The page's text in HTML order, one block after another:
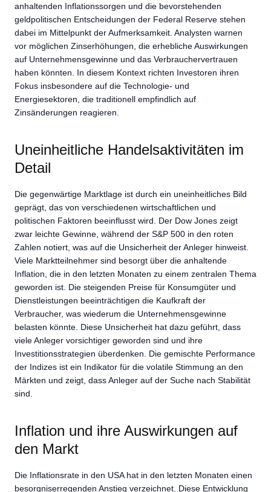
anhaltenden Inflationssorgen und die bevorstehenden
geldpolitischen Entscheidungen der Federal Reserve stehen
dabei im Mittelpunkt der Aufmerksamkeit. Analysten warnen
vor möglichen Zinserhöhungen, die erhebliche Auswirkungen
auf Unternehmensgewinne und das Verbrauchervertrauen
haben könnten. In diesem Kontext richten Investoren ihren
Fokus insbesondere auf die Technologie- und
Energiesektoren, die traditionell empfindlich auf
Zinsänderungen reagieren.
Uneinheitliche Handelsaktivitäten im
Detail
Die gegenwärtige Marktlage ist durch ein uneinheitliches Bild
geprägt, das von verschiedenen wirtschaftlichen und
politischen Faktoren beeinflusst wird. Der Dow Jones zeigt
zwar leichte Gewinne, während der S&P 500 in den roten
Zahlen notiert, was auf die Unsicherheit der Anleger hinweist.
Viele Marktteilnehmer sind besorgt über die anhaltende
Inflation, die in den letzten Monaten zu einem zentralen Thema
geworden ist. Die steigenden Preise für Konsumgüter und
Dienstleistungen beeinträchtigen die Kaufkraft der
Verbraucher, was wiederum die Unternehmensgewinne
belasten könnte. Diese Unsicherheit hat dazu geführt, dass
viele Anleger vorsichtiger geworden sind und ihre
Investitionsstrategien überdenken. Die gemischte Performance
der Indizes ist ein Indikator für die volatile Stimmung an den
Märkten und zeigt, dass Anleger auf der Suche nach Stabilität
sind.
Inflation und ihre Auswirkungen auf
den Markt
Die Inflationsrate in den USA hat in den letzten Monaten einen
besorgniserregenden Anstieg verzeichnet. Diese Entwicklung